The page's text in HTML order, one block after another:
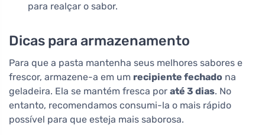
para realçar o sabor.
Dicas para armazenamento
Para que a pasta mantenha seus melhores sabores e
frescor, armazene-a em um recipiente fechado na
geladeira. Ela se mantém fresca por até 3 dias. No
entanto, recomendamos consumi-la o mais rápido
possível para que esteja mais saborosa.